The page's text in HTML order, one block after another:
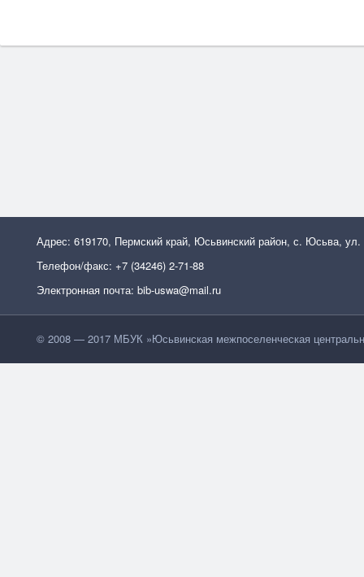
Адрес: 619170, Пермский край, Юсьвинский район, с. Юсьва, ул.
Телефон/факс: +7 (34246) 2-71-88
Электронная почта: bib-uswa@mail.ru
© 2008 — 2017 МБУК »Юсьвинская межпоселенческая